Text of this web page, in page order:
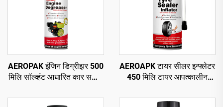
AEROPAK इंजिन डिग्रीझर 500
मिलि सॉल्व्हंट आधारित कार सफाई
AEROAPK टायर सीलर इन्फ्लेटर
450 मिलि टायर आपत्कालीन
वायू भरणे